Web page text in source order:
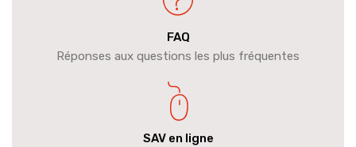
FAQ
Réponses aux questions les plus fréquentes
SAV en ligne